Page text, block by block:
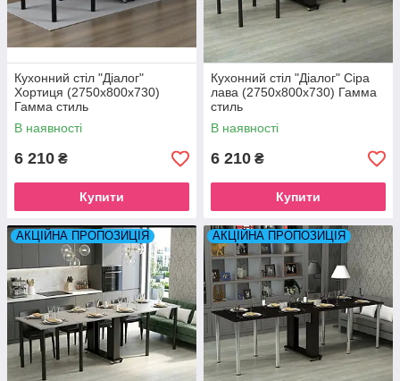
Кухонний стіл "Діалог"
Хортиця (2750x800x730)
Гамма стиль
В наявності
6 210 ₴
Купити
Кухонний стіл "Діалог" Сіра
лава (2750x800x730) Гамма
стиль
В наявності
6 210 ₴
Купити
АКЦІЙНА ПРОПОЗИЦІЯ АКЦІЙНА ПРОПОЗИЦІЯ